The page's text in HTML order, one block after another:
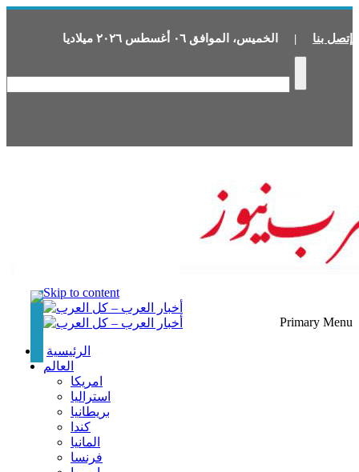
إتصل بنا | الخميس، الموافق ٠٦ أغسطس ٢٠٢٦ ميلاديا
Skip to content
Primary Menu
الرئيسية
العالم
امريكا
استراليا
بريطانيا
كندا
المانيا
فرنسا